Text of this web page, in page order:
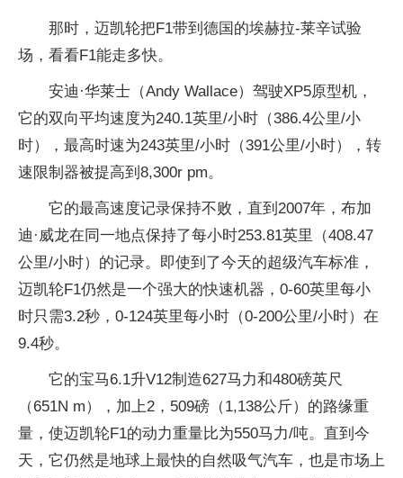
那时，迈凯轮把F1带到德国的埃赫拉-莱辛试验
场，看看F1能走多快。
安迪·华莱士（Andy Wallace）驾驶XP5原型机，
它的双向平均速度为240.1英里/小时（386.4公里/小
时），最高时速为243英里/小时（391公里/小时），转
速限制器被提高到8,300r pm。
它的最高速度记录保持不败，直到2007年，布加
迪·威龙在同一地点保持了每小时253.81英里（408.47
公里/小时）的记录。即使到了今天的超级汽车标准，
迈凯轮F1仍然是一个强大的快速机器，0-60英里每小
时只需3.2秒，0-124英里每小时（0-200公里/小时）在
9.4秒。
它的宝马6.1升V12制造627马力和480磅英尺
（651N m），加上2，509磅（1,138公斤）的路缘重
量，使迈凯轮F1的动力重量比为550马力/吨。直到今
天，它仍然是地球上最快的自然吸气汽车，也是市场上